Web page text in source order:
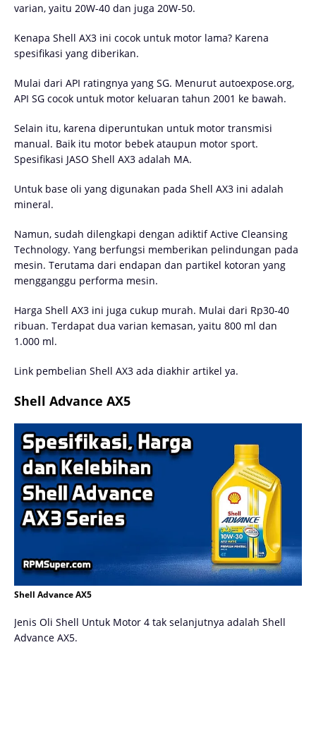
varian, yaitu 20W-40 dan juga 20W-50.
Kenapa Shell AX3 ini cocok untuk motor lama? Karena
spesifikasi yang diberikan.
Mulai dari API ratingnya yang SG. Menurut autoexpose.org,
API SG cocok untuk motor keluaran tahun 2001 ke bawah.
Selain itu, karena diperuntukan untuk motor transmisi
manual. Baik itu motor bebek ataupun motor sport.
Spesifikasi JASO Shell AX3 adalah MA.
Untuk base oli yang digunakan pada Shell AX3 ini adalah
mineral.
Namun, sudah dilengkapi dengan adiktif Active Cleansing
Technology. Yang berfungsi memberikan pelindungan pada
mesin. Terutama dari endapan dan partikel kotoran yang
mengganggu performa mesin.
Harga Shell AX3 ini juga cukup murah. Mulai dari Rp30-40
ribuan. Terdapat dua varian kemasan, yaitu 800 ml dan
1.000 ml.
Link pembelian Shell AX3 ada diakhir artikel ya.
Shell Advance AX5
Shell Advance AX5
Jenis Oli Shell Untuk Motor 4 tak selanjutnya adalah Shell
Advance AX5.